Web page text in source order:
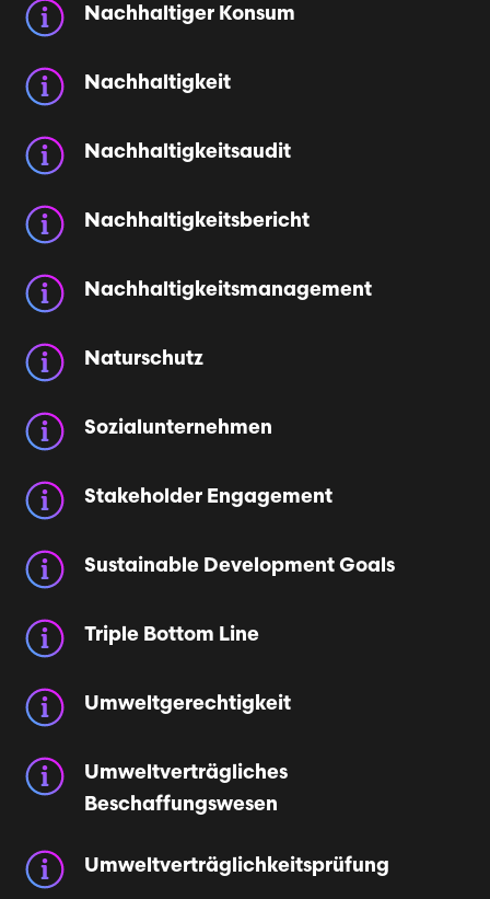
Nachhaltiger Konsum
Nachhaltigkeit
Nachhaltigkeitsaudit
Nachhaltigkeits­bericht
Nachhaltigkeits­management
Naturschutz
Sozialunternehmen
Stakeholder Engagement
Sustainable Development Goals
Triple Bottom Line
Umweltgerechtigkeit
Umweltverträgliches
Beschaffungswesen
Umweltverträg­lichkeitsprüfung